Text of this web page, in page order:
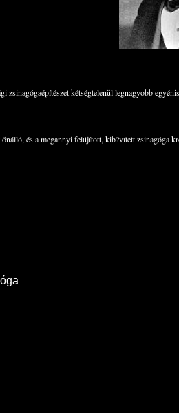
zsinagógaépítészet kétségtelenül legnagyobb
és a megannyi felújított, kib?vített zsinagóga